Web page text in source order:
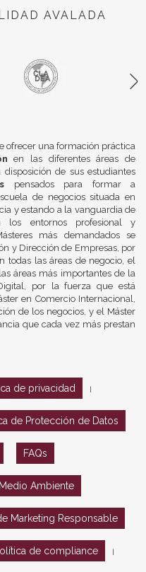
AVALADA
ofrecer una formación práctica
en las diferentes áreas de
disposición de sus estudiantes
pensados para formar a
de negocios situada en
y estando a la vanguardia de
entornos profesional y
más demandados se
y Dirección de Empresas, por
todas las áreas de negocio, el
áreas más importantes de la
por la fuerza que está
en Comercio Internacional,
de los negocios, y el Máster
que cada vez más prestan
de privacidad
de Protección de Datos
FAQs
Ambiente
Marketing Responsable
de compliance